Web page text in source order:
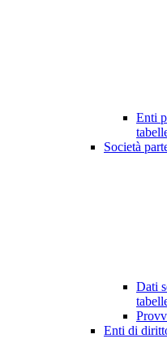
Enti
Società
Dati
Enti di